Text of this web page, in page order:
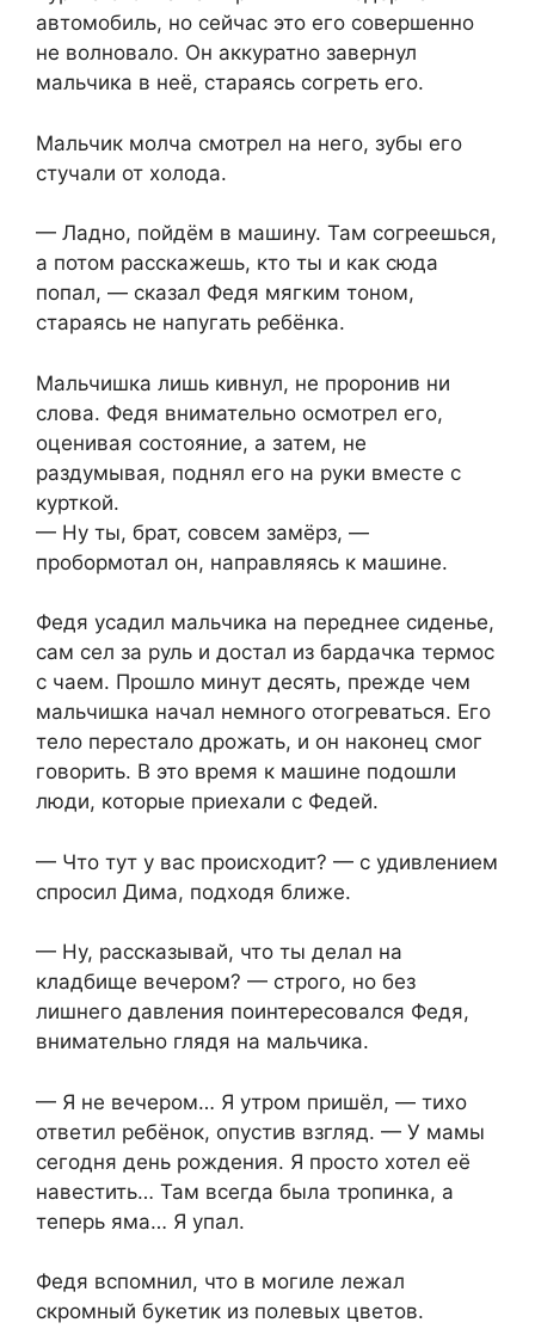
автомобиль, но сейчас это его совершенно
не волновало. Он аккуратно завернул
мальчика в неё, стараясь согреть его.
Мальчик молча смотрел на него, зубы его
стучали от холода.
— Ладно, пойдём в машину. Там согреешься,
а потом расскажешь, кто ты и как сюда
попал, — сказал Федя мягким тоном,
стараясь не напугать ребёнка.
Мальчишка лишь кивнул, не проронив ни
слова. Федя внимательно осмотрел его,
оценивая состояние, а затем, не
раздумывая, поднял его на руки вместе с
курткой.
— Ну ты, брат, совсем замёрз, —
пробормотал он, направляясь к машине.
Федя усадил мальчика на переднее сиденье,
сам сел за руль и достал из бардачка термос
с чаем. Прошло минут десять, прежде чем
мальчишка начал немного отогреваться. Его
тело перестало дрожать, и он наконец смог
говорить. В это время к машине подошли
люди, которые приехали с Федей.
— Что тут у вас происходит? — с удивлением
спросил Дима, подходя ближе.
— Ну, рассказывай, что ты делал на
кладбище вечером? — строго, но без
лишнего давления поинтересовался Федя,
внимательно глядя на мальчика.
— Я не вечером… Я утром пришёл, — тихо
ответил ребёнок, опустив взгляд. — У мамы
сегодня день рождения. Я просто хотел её
навестить… Там всегда была тропинка, а
теперь яма… Я упал.
Федя вспомнил, что в могиле лежал
скромный букетик из полевых цветов.